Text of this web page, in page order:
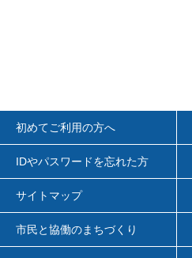
初めてご利用の方へ
IDやパスワードを忘れた方
サイトマップ
市民と協働のまちづくり